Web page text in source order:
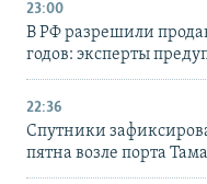
23:00
В РФ разрешили
годов: эксперты
22:36
Спутники
пятна возле порта